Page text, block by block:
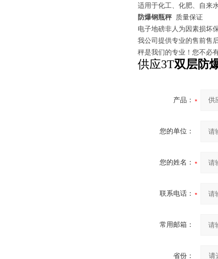
适用于化工、化肥、自来
防爆钢瓶秤 质量保证
电子地磅非人为因素损坏
我公司提供专业的售前售
秤是我们的专业！您不必
供应3T双层防
产品：
您的单位：
您的姓名：
联系电话：
常用邮箱：
省份：